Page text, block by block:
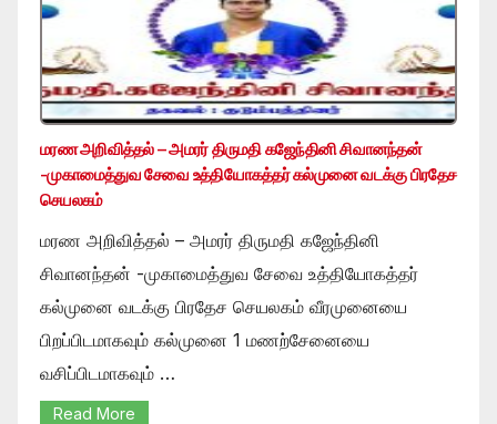
மரண அறிவித்தல் – அமரர் திருமதி கஜேந்தினி சிவானந்தன்
-முகாமைத்துவ சேவை உத்தியோகத்தர் கல்முனை வடக்கு பிரதேச
செயலகம்
மரண அறிவித்தல் – அமரர் திருமதி கஜேந்தினி
சிவானந்தன் -முகாமைத்துவ சேவை உத்தியோகத்தர்
கல்முனை வடக்கு பிரதேச செயலகம் வீரமுனையை
பிறப்பிடமாகவும் கல்முனை 1 மணற்சேனையை
வசிப்பிடமாகவும் …
Read More